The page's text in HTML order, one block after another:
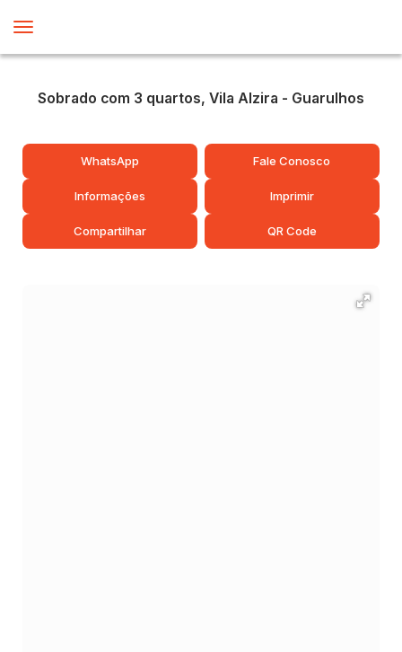
Sobrado com 3 quartos, Vila Alzira - Guarulhos
WhatsApp Fale Conosco
Informações Imprimir
Compartilhar QR Code